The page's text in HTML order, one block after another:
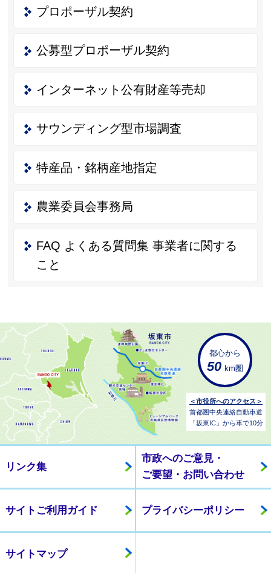
プロポーザル契約
公募型プロポーザル契約
インターネット公有財産等売却
サウンディング型市場調査
特産品・銘柄産地指定
農業委員会事務局
FAQ よくある質問集 事業者に関する
こと
都心から
50 km圏
＜市役所へのアクセス＞
首都圏中央連絡自動車道
「坂東IC」から車で10分
リンク集
市政へのご意見・
ご要望・お問い合わせ
サイトご利用ガイド プライバシーポリシー
サイトマップ